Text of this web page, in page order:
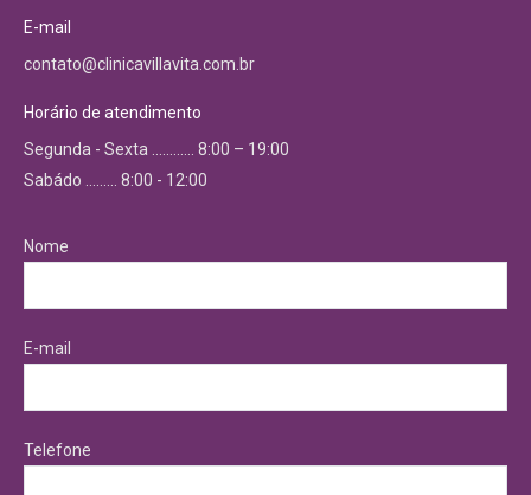
E-mail
contato@clinicavillavita.com.br
Horário de atendimento
Segunda - Sexta ………… 8:00 – 19:00
Sabádo ……… 8:00 - 12:00
Nome
E-mail
Telefone